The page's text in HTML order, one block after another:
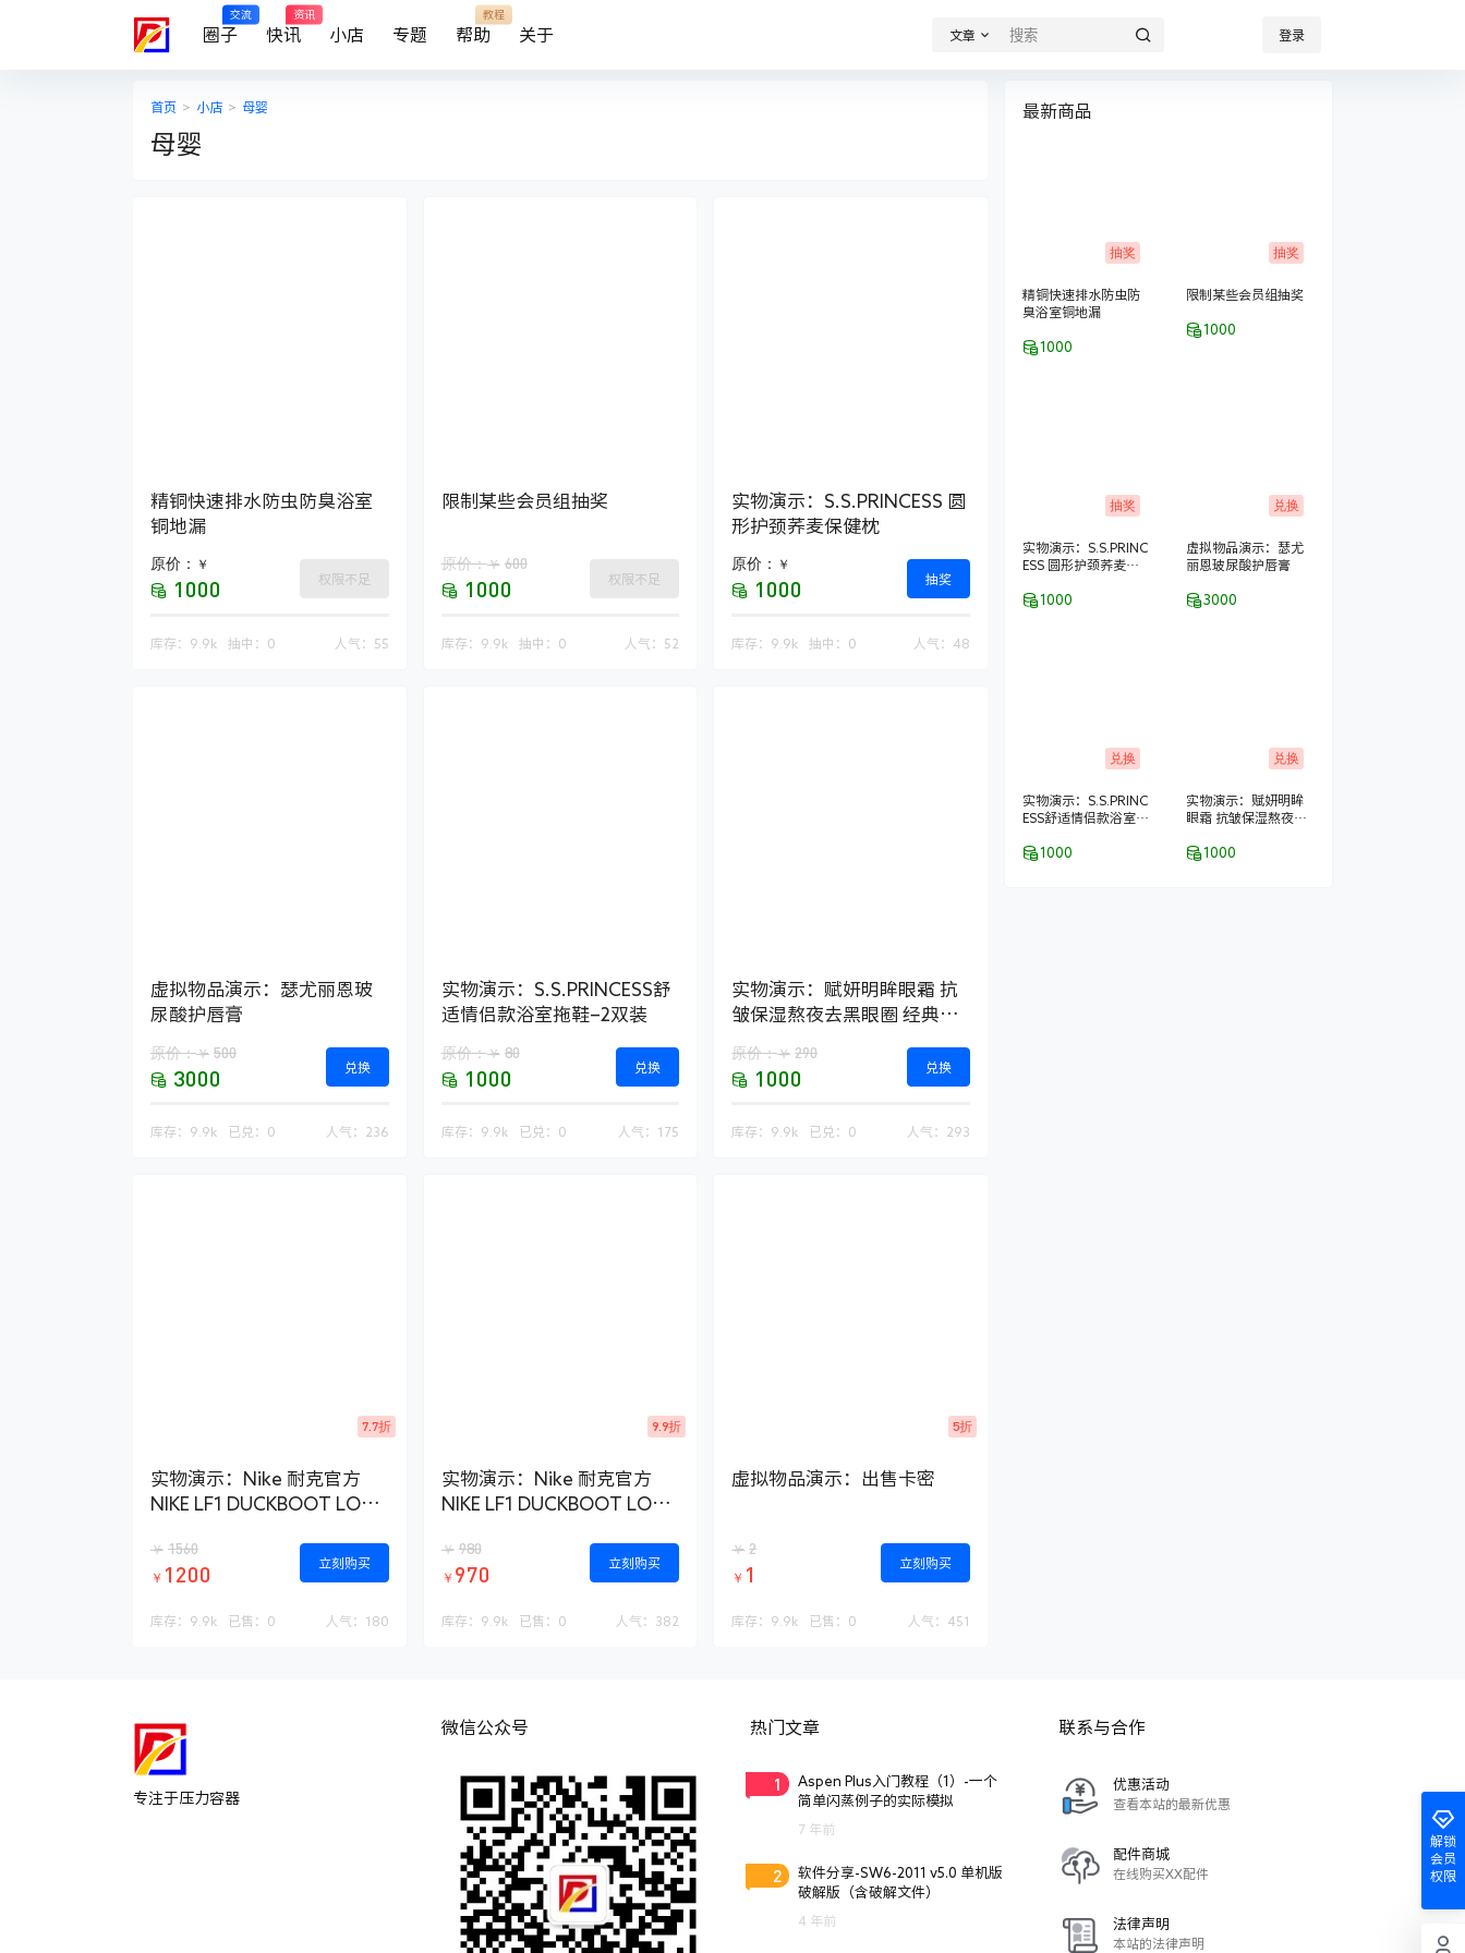
圈子
交流
快讯
资讯
小店 专题 帮助
教程
关于 文章 登录
首页 > 小店 > 母婴
母婴
精铜快速排水防虫防臭浴室
铜地漏
原价： ￥
1000 权限不足
库存： 9.9k 抽中： 0 人气： 55
限制某些会员组抽奖
原价：￥ 600
1000 权限不足
库存： 9.9k 抽中： 0 人气： 52
实物演示：S.S.PRINCESS 圆
形护颈荞麦保健枕
原价： ￥
1000 抽奖
库存： 9.9k 抽中： 0 人气： 48
虚拟物品演示：瑟尤丽恩玻
尿酸护唇膏
原价：￥ 500
3000 兑换
库存： 9.9k 已兑： 0 人气： 236
实物演示：S.S.PRINCESS舒
适情侣款浴室拖鞋–2双装
原价：￥ 80
1000 兑换
库存： 9.9k 已兑： 0 人气： 175
实物演示：赋妍明眸眼霜 抗
皱保湿熬夜去黑眼圈 经典热
原价：￥ 290
1000 兑换
库存： 9.9k 已兑： 0 人气： 293
7.7折
实物演示：Nike 耐克官方
NIKE LF1 DUCKBOOT LOW
￥ 1560
￥ 1200 立刻购买
库存： 9.9k 已售： 0 人气： 180
9.9折
实物演示：Nike 耐克官方
NIKE LF1 DUCKBOOT LOW
￥ 980
￥ 970 立刻购买
库存： 9.9k 已售： 0 人气： 382
5折
虚拟物品演示：出售卡密
￥ 2
￥ 1 立刻购买
库存： 9.9k 已售： 0 人气： 451
最新商品
抽奖
精铜快速排水防虫防
臭浴室铜地漏
1000
抽奖
限制某些会员组抽奖
1000
抽奖
实物演示：S.S.PRINC
ESS 圆形护颈荞麦保
1000
兑换
虚拟物品演示：瑟尤
丽恩玻尿酸护唇膏
3000
兑换
实物演示：S.S.PRINC
ESS舒适情侣款浴室拖
1000
兑换
实物演示：赋妍明眸
眼霜 抗皱保湿熬夜去
1000
解锁
会员
权限
专注于压力容器
微信公众号 热门文章
1
Aspen Plus入门教程（1）-一个
简单闪蒸例子的实际模拟
7 年前
2
软件分享-SW6-2011 v5.0 单机版
破解版（含破解文件）
4 年前
联系与合作
优惠活动
查看本站的最新优惠
配件商城
在线购买XX配件
法律声明
本站的法律声明